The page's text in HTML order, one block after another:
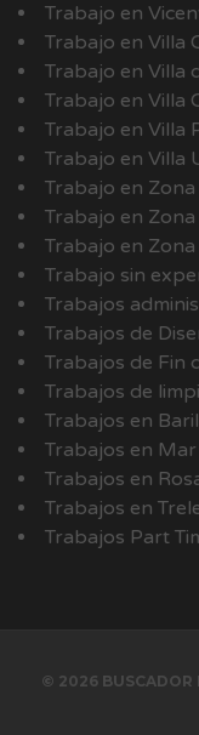
Trabajo en
Trabajo en Villa
Trabajo en Villa
Trabajo en Villa
Trabajo en Villa
Trabajo en Villa
Trabajo en
Trabajo en
Trabajo en Zona
Trabajo sin
Trabajos
Trabajos de
Trabajos de Fin
Trabajos de
Trabajos en
Trabajos en
Trabajos en
Trabajos en
Trabajos Part
© 2026 BUSCADOR